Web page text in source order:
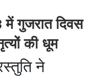
में गुजरात दिवस
की धूम
ने